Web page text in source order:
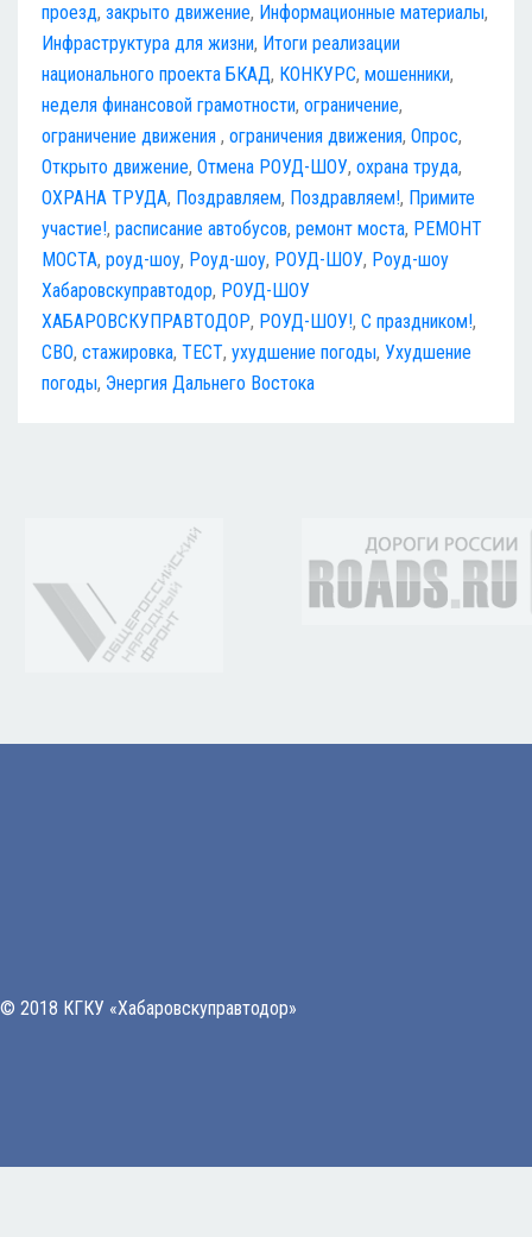
проезд, закрыто движение, Информационные материалы,
Инфраструктура для жизни, Итоги реализации
национального проекта БКАД, КОНКУРС, мошенники,
неделя финансовой грамотности, ограничение,
ограничение движения , ограничения движения, Опрос,
Открыто движение, Отмена РОУД-ШОУ, охрана труда,
ОХРАНА ТРУДА, Поздравляем, Поздравляем!, Примите
участие!, расписание автобусов, ремонт моста, РЕМОНТ
МОСТА, роуд-шоу, Роуд-шоу, РОУД-ШОУ, Роуд-шоу
Хабаровскуправтодор, РОУД-ШОУ
ХАБАРОВСКУПРАВТОДОР, РОУД-ШОУ!, С праздником!,
СВО, стажировка, ТЕСТ, ухудшение погоды, Ухудшение
погоды, Энергия Дальнего Востока
© 2018 КГКУ «Хабаровскуправтодор»